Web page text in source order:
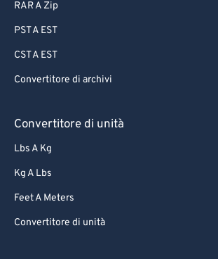
RAR A Zip
PST A EST
CST A EST
Convertitore di archivi
Convertitore di unità
Lbs A Kg
Kg A Lbs
Feet A Meters
Convertitore di unità